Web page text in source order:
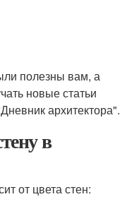
полезны вам, а
новые статьи
архитектора".
в
от цвета стен: